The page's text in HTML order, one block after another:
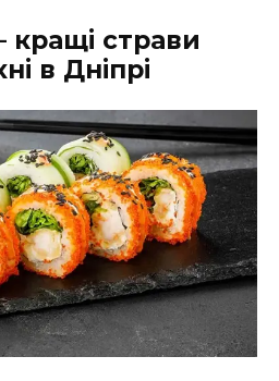
кращі страви
в Дніпрі